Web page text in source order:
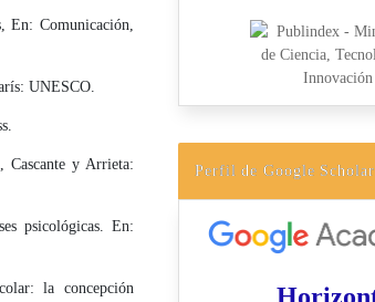
En: Comunicación,
UNESCO.
Cascante y Arrieta:
psicológi­cas. En:
la con­cepción
Perfil de Google Scholar